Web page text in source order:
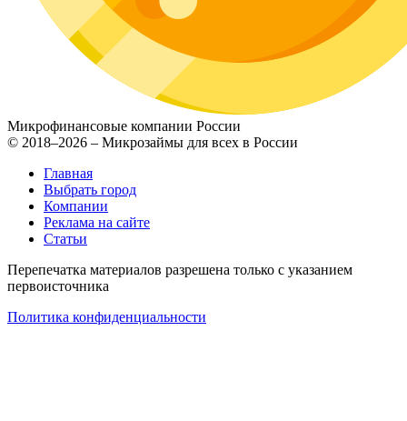
Микрофинансовые компании России
© 2018–2026 – Микрозаймы для всех в России
Главная
Выбрать город
Компании
Реклама на сайте
Статьи
Перепечатка материалов разрешена только с указанием
первоисточника
Политика конфиденциальности